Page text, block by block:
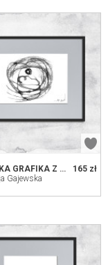
165 zł
AUTORSKA GRAFIKA Z RAMĄ - NR 36 - MATKA
Gajewska